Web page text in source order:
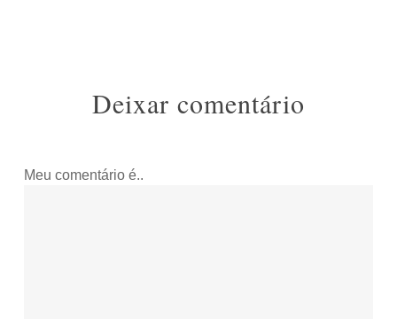
Deixar comentário
Meu comentário é..